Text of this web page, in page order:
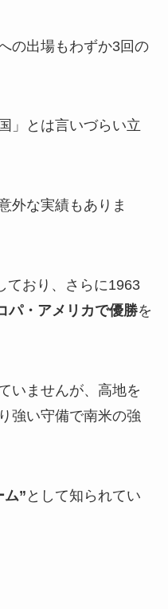
の出場もわずか3回の
」とは言いづらい立
外な実績もありま
ており、さらに1963
パ・アメリカで優勝を
いませんが、高地を
強い守備で南米の強
ム” として知られてい